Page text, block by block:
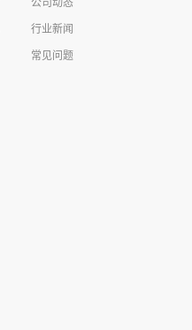
公司动态
行业新闻
常见问题